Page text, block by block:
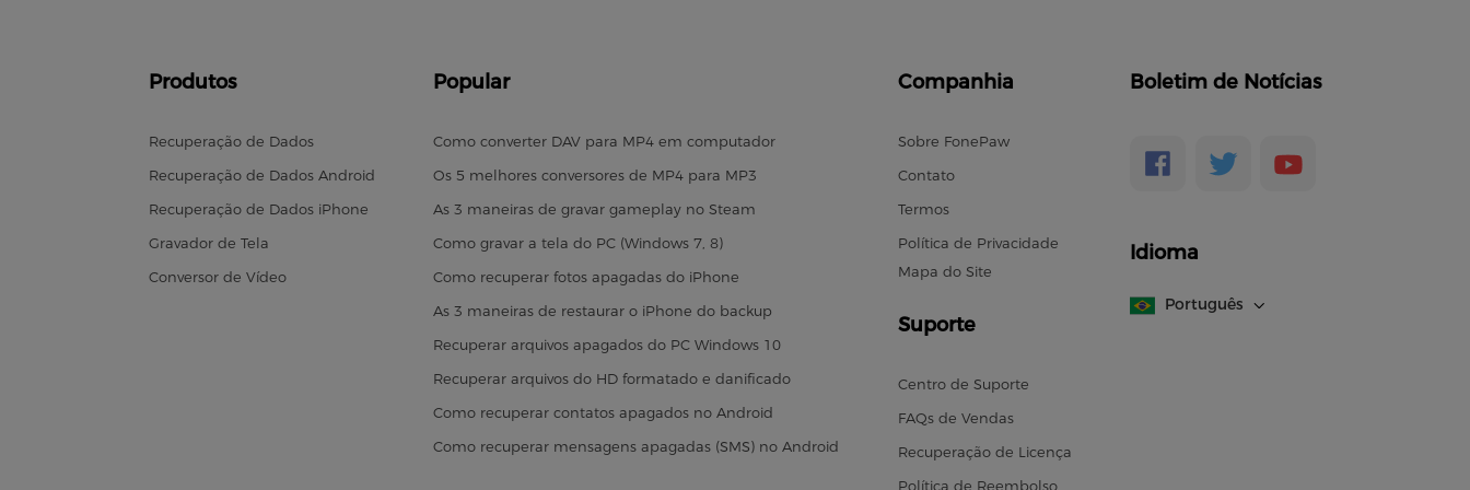
Produtos
Recuperação de Dados
Recuperação de Dados Android
Recuperação de Dados iPhone
Gravador de Tela
Conversor de Vídeo
Popular
Como converter DAV para MP4 em computador
Os 5 melhores conversores de MP4 para MP3
As 3 maneiras de gravar gameplay no Steam
Como gravar a tela do PC (Windows 7, 8)
Como recuperar fotos apagadas do iPhone
As 3 maneiras de restaurar o iPhone do backup
Recuperar arquivos apagados do PC Windows 10
Recuperar arquivos do HD formatado e danificado
Como recuperar contatos apagados no Android
Como recuperar mensagens apagadas (SMS) no Android
Companhia
Sobre FonePaw
Contato
Termos
Política de Privacidade
Mapa do Site
Suporte
Centro de Suporte
FAQs de Vendas
Recuperação de Licença
Política de Reembolso
Boletim de Notícias
Idioma
Português